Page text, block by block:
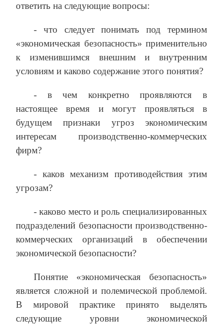
ответить на следующие вопросы:
‑ что следует понимать под термином
«экономическая безопасность» применительно
к изменившимся внешним и внутренним
условиям и каково содержание этого понятия?
‑ в чем конкретно проявляются в
настоящее время и могут проявляться в
будущем признаки угроз экономическим
интересам производственно-коммерческих
фирм?
‑ каков механизм противодействия этим
угрозам?
‑ каково место и роль специализированных
подразделений безопасности производственно-
коммерческих организаций в обеспечении
экономической безопасности?
Понятие «экономическая безопасность»
является сложной и полемической проблемой.
В мировой практике принято выделять
следующие уровни экономической